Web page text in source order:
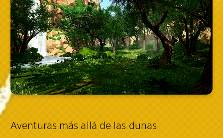
Aventuras más allá de las dunas